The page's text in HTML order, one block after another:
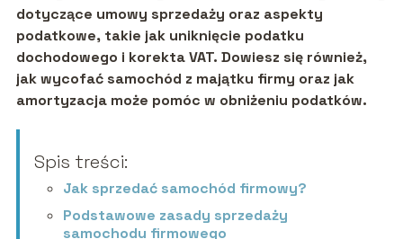
dotyczące umowy sprzedaży oraz aspekty
podatkowe, takie jak uniknięcie podatku
dochodowego i korekta VAT. Dowiesz się również,
jak wycofać samochód z majątku firmy oraz jak
amortyzacja może pomóc w obniżeniu podatków.
Spis treści:
Jak sprzedać samochód firmowy?
Podstawowe zasady sprzedaży
samochodu firmowego